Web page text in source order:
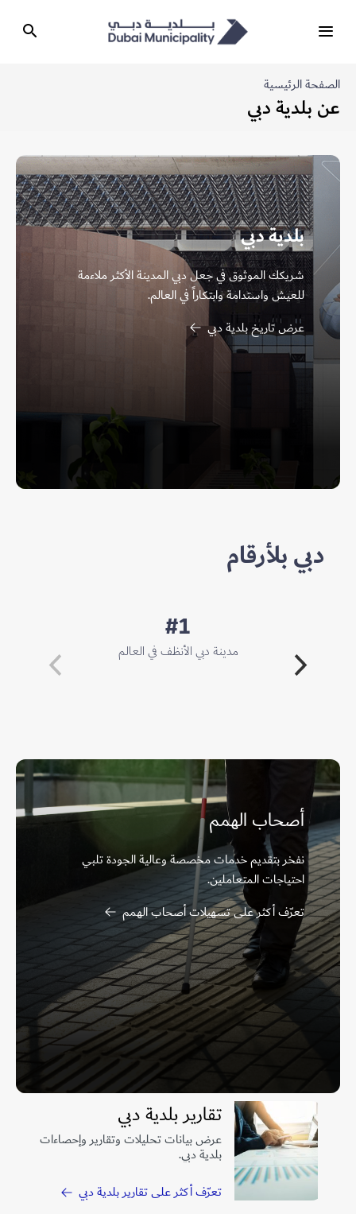
الصفحة الرئيسية
عن بلدية دبي
بلدية دبي
شريكك الموثوق في جعل دبي المدينة الأكثر ملاءمة
للعيش واستدامة وابتكاراً في العالم.
عرض تاريخ بلدية دبي
دبي بلأرقام
#1
مدينة دبي الأنظف في العالم
أصحاب الهمم
نفخر بتقديم خدمات مخصصة وعالية الجودة تلبي
احتياجات المتعاملين.
تعرّف أكثر على تسهيلات أصحاب الهمم
تقارير بلدية دبي
عرض بيانات تحليلات وتقارير وإحصاءات
بلدية دبي.
تعرّف أكثر على تقارير بلدية دبي